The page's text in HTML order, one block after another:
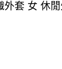
外套 女 休